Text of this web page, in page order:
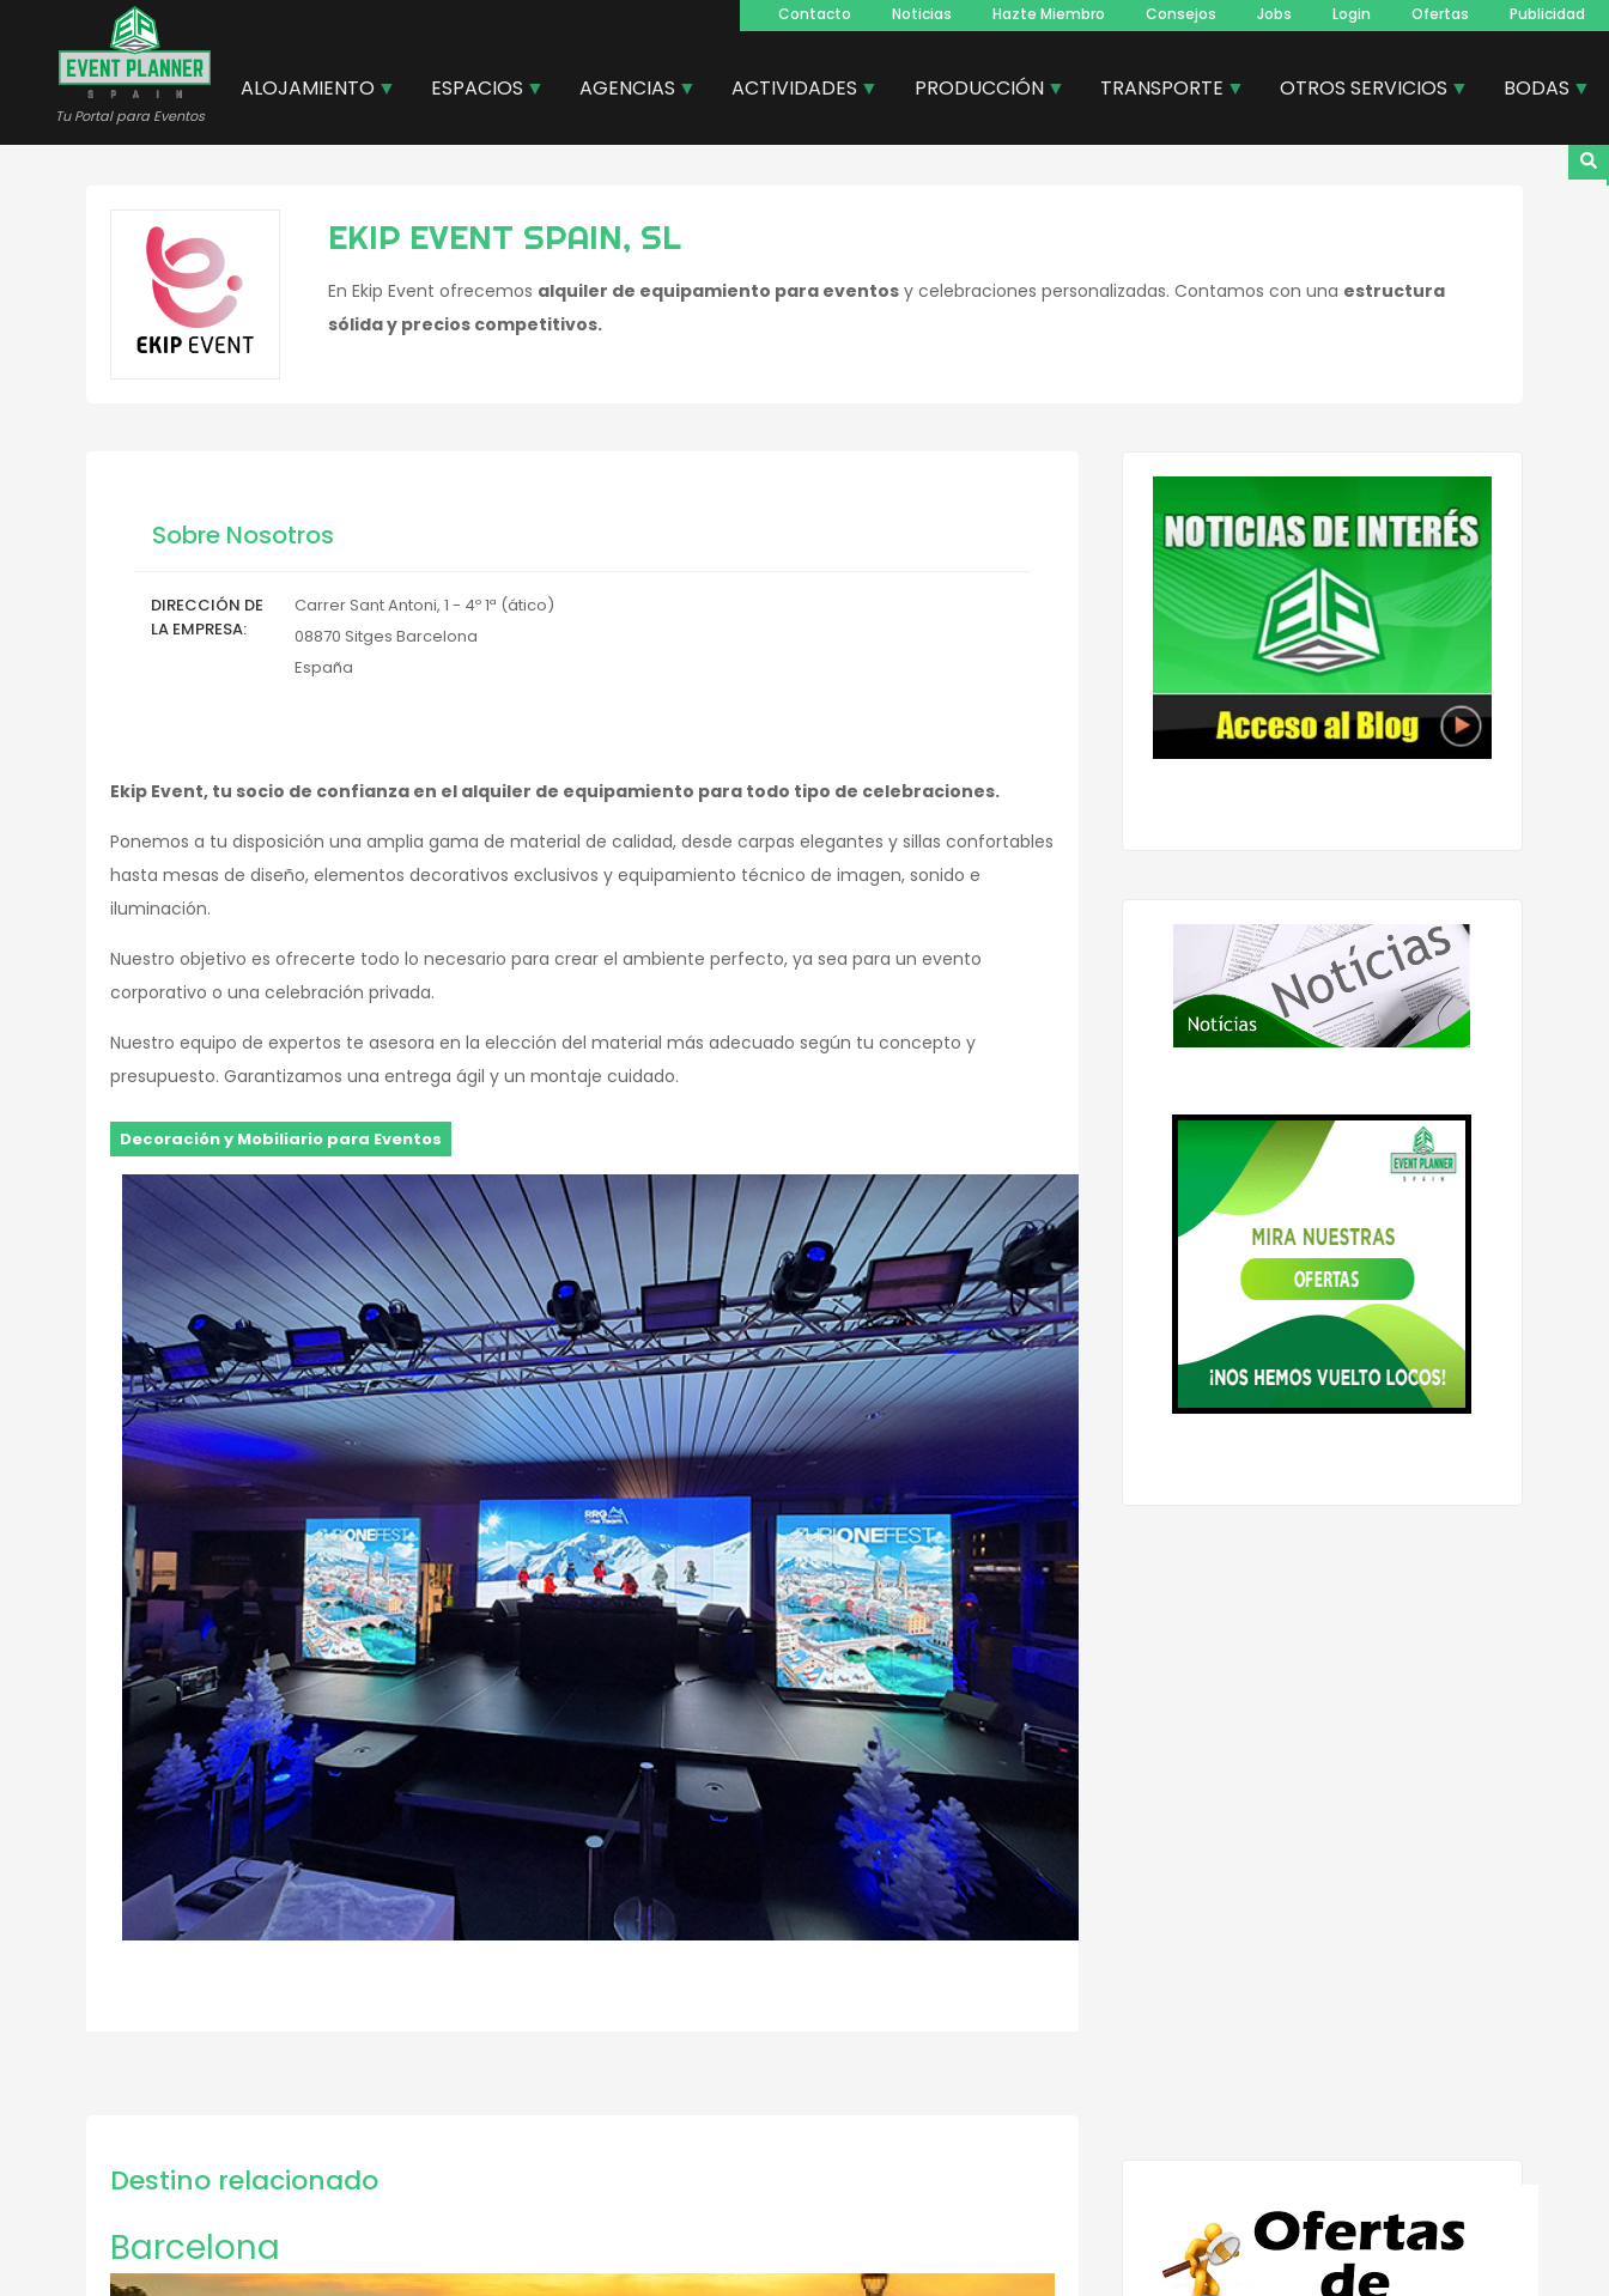
contenido
principal
Tu Portal para Eventos
Navegacion
principal
Contacto Noticias Hazte Miembro Consejos Jobs Login Ofertas Publicidad
ALOJAMIENTO ESPACIOS AGENCIAS ACTIVIDADES PRODUCCIÓN TRANSPORTE OTROS SERVICIOS BODAS
EKIP EVENT SPAIN, SL
En Ekip Event ofrecemos alquiler de equipamiento para eventos y celebraciones personalizadas. Contamos con una estructura
sólida y precios competitivos.
Sobre Nosotros
DIRECCIÓN DE
LA EMPRESA
Carrer Sant Antoni, 1 - 4º 1ª (ático)
08870 Sitges Barcelona
España
Ekip Event, tu socio de confianza en el alquiler de equipamiento para todo tipo de celebraciones.
Ponemos a tu disposición una amplia gama de material de calidad, desde carpas elegantes y sillas confortables
hasta mesas de diseño, elementos decorativos exclusivos y equipamiento técnico de imagen, sonido e
iluminación.
Nuestro objetivo es ofrecerte todo lo necesario para crear el ambiente perfecto, ya sea para un evento
corporativo o una celebración privada.
Nuestro equipo de expertos te asesora en la elección del material más adecuado según tu concepto y
presupuesto. Garantizamos una entrega ágil y un montaje cuidado.
Decoración y Mobiliario para Eventos
Destino relacionado
Barcelona